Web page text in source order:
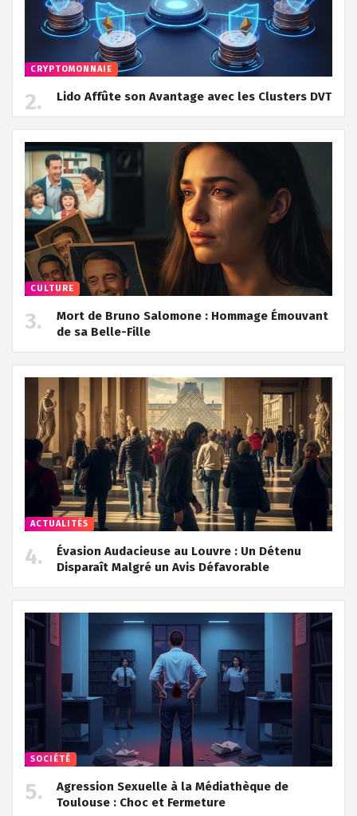
CRYPTOMONNAIE
Lido Affûte son Avantage avec les Clusters DVT
CULTURE
Mort de Bruno Salomone : Hommage Émouvant
de sa Belle-Fille
ACTUALITÉS
Évasion Audacieuse au Louvre : Un Détenu
Disparaît Malgré un Avis Défavorable
SOCIÉTÉ
Agression Sexuelle à la Médiathèque de
Toulouse : Choc et Fermeture